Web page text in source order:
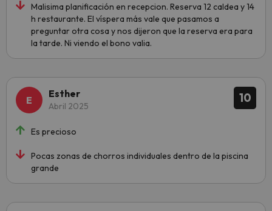
Malisima planificación en recepcion. Reserva 12 caldea y 14
h restaurante. El víspera más vale que pasamos a
preguntar otra cosa y nos dijeron que la reserva era para
la tarde. Ni viendo el bono valia.
10
Esther
Abril 2025
Es precioso
Pocas zonas de chorros individuales dentro de la piscina
grande